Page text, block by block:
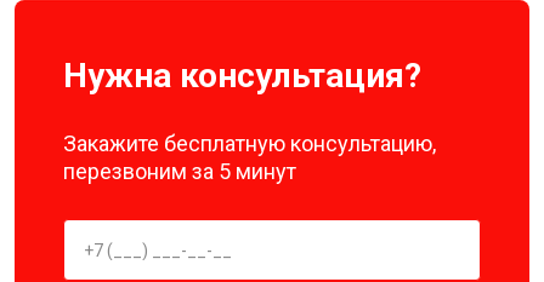
Нужна консультация?
Закажите бесплатную консультацию,
перезвоним за 5 минут